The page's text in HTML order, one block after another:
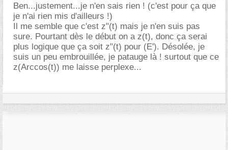
Ben...justement...je n'en sais rien ! (c'est pour ça que
je n'ai rien mis d'ailleurs !)
Il me semble que c'est z"(t) mais je n'en suis pas
sure. Pourtant dès le début on a z(t), donc ça serai
plus logique que ça soit z"(t) pour (E'). Désolée, je
suis un peu embrouillée, je patauge là ! surtout que ce
z(Arccos(t)) me laisse perplexe...